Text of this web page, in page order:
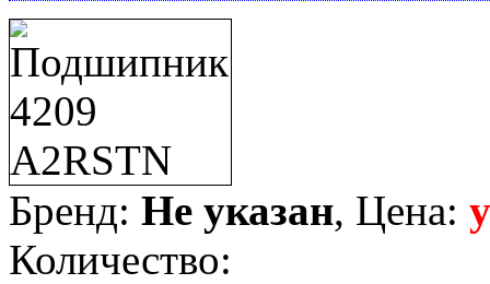
Бренд: Не указан, Цена:
Количество: